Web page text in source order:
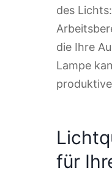
des
die Ihre
Lampe
für